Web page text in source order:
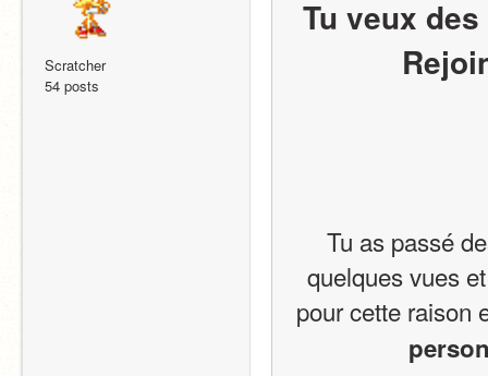
Scratcher
54 posts
Tu as passé
quelques vues
pour cette raison